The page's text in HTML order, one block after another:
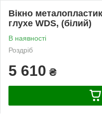
Вікно
глухе WDS, (білий)
В наявності
Роздріб
5 610 ₴